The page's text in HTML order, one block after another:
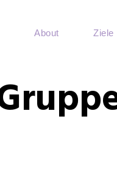
About Ziele